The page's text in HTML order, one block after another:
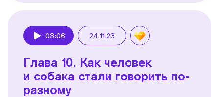
03:06 24.11.23
Глава 10. Как человек
и собака стали говорить по-
разному